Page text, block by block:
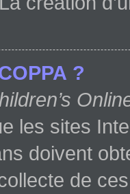
?
les sites
doivent
de